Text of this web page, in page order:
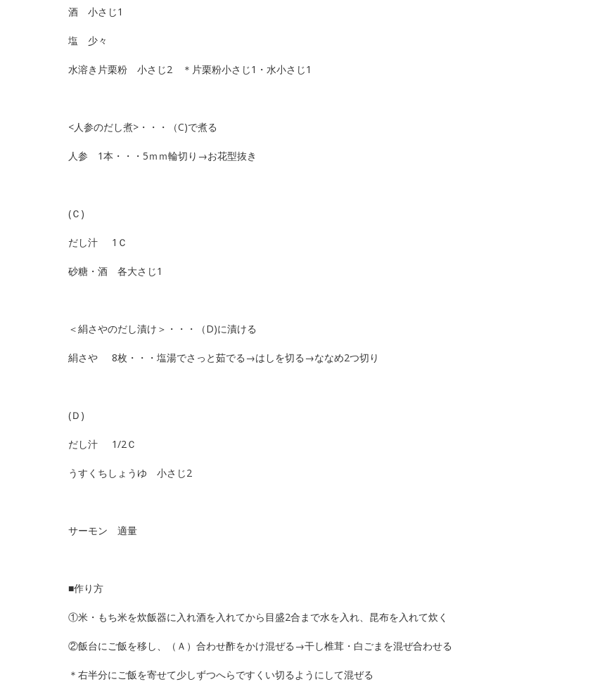
酒 小さじ1
塩 少々
水溶き片栗粉 小さじ2 ＊片栗粉小さじ1・水小さじ1
<人参のだし煮>・・・（C)で煮る
人参 1本・・・5ｍｍ輪切り→お花型抜き
(Ｃ)
だし汁 1Ｃ
砂糖・酒 各大さじ1
＜絹さやのだし漬け＞・・・（D)に漬ける
絹さや 8枚・・・塩湯でさっと茹でる→はしを切る→ななめ2つ切り
(Ｄ)
だし汁 1/2Ｃ
うすくちしょうゆ 小さじ2
サーモン 適量
■作り方
①米・もち米を炊飯器に入れ酒を入れてから目盛2合まで水を入れ、昆布を入れて炊く
②飯台にご飯を移し、（Ａ）合わせ酢をかけ混ぜる→干し椎茸・白ごまを混ぜ合わせる
＊右半分にご飯を寄せて少しずつへらですくい切るようにして混ぜる